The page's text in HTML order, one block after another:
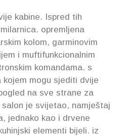
kabine. Ispred tih
opremljena
kolom, garminovim
i muftifunkcionalnim
komandama. s
kojem mogu sjediti dvije
na sve strane za
je svijetao, namještaj
jednako kao i drvene
elementi bijeli. iz